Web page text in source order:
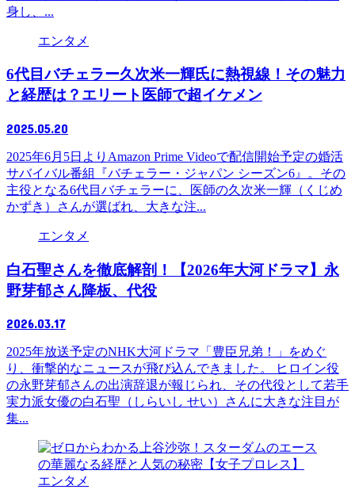
身し、...
エンタメ
6代目バチェラー久次米一輝氏に熱視線！その魅力
と経歴は？エリート医師で超イケメン
2025.05.20
2025年6月5日よりAmazon Prime Videoで配信開始予定の婚活
サバイバル番組『バチェラー・ジャパン シーズン6』。その
主役となる6代目バチェラーに、医師の久次米一輝（くじめ
かずき）さんが選ばれ、大きな注...
エンタメ
白石聖さんを徹底解剖！【2026年大河ドラマ】永
野芽郁さん降板、代役
2026.03.17
2025年放送予定のNHK大河ドラマ「豊臣兄弟！」をめぐ
り、衝撃的なニュースが飛び込んできました。 ヒロイン役
の永野芽郁さんの出演辞退が報じられ、その代役として若手
実力派女優の白石聖（しらいし せい）さんに大きな注目が
集...
エンタメ